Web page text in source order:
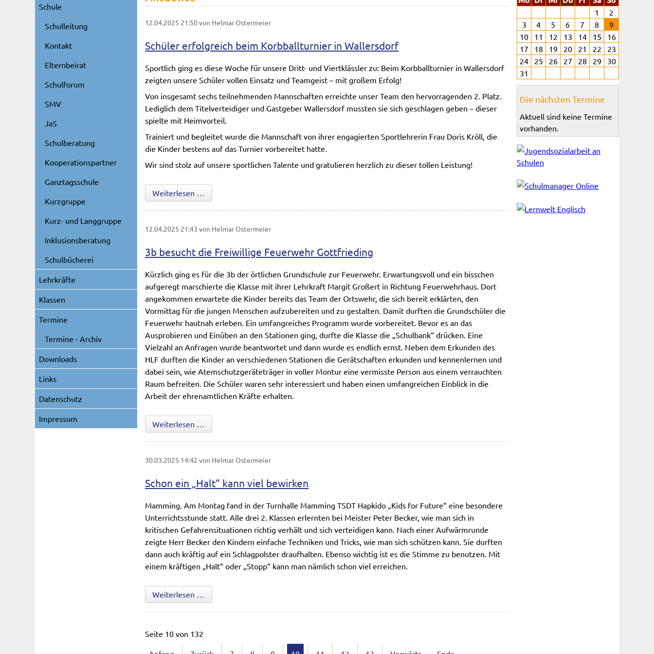
12.04.2025 21:50von Helmar Ostermeier
Schüler erfolgreich beim Korbballturnier in Wallersdorf
Sportlich ging es diese Woche für unsere Dritt- und Viertklässler zu: Beim Korbballturnier in Wallersdorf
zeigten unsere Schüler vollen Einsatz und Teamgeist – mit großem Erfolg!
Von insgesamt sechs teilnehmenden Mannschaften erreichte unser Team den hervorragenden 2. Platz.
Lediglich dem Titelverteidiger und Gastgeber Wallersdorf mussten sie sich geschlagen geben – dieser
spielte mit Heimvorteil.
Trainiert und begleitet wurde die Mannschaft von ihrer engagierten Sportlehrerin Frau Doris Kröll, die
die Kinder bestens auf das Turnier vorbereitet hatte.
Wir sind stolz auf unsere sportlichen Talente und gratulieren herzlich zu dieser tollen Leistung!
Weiterlesen …
12.04.2025 21:43 von Helmar Ostermeier
3b besucht die Freiwillige Feuerwehr Gottfrieding
Kürzlich ging es für die 3b der örtlichen Grundschule zur Feuerwehr. Erwartungsvoll und ein bisschen
aufgeregt marschierte die Klasse mit ihrer Lehrkraft Margit Großert in Richtung Feuerwehrhaus. Dort
angekommen erwartete die Kinder bereits das Team der Ortswehr, die sich bereit erklärten, den
Vormittag für die jungen Menschen aufzubereiten und zu gestalten. Damit durften die Grundschüler die
Feuerwehr hautnah erleben. Ein umfangreiches Programm wurde vorbereitet. Bevor es an das
Ausprobieren und Einüben an den Stationen ging, durfte die Klasse die „Schulbank“ drücken. Eine
Vielzahl an Anfragen wurde beantwortet und dann wurde es endlich ernst. Neben dem Erkunden des
HLF durften die Kinder an verschiedenen Stationen die Gerätschaften erkunden und kennenlernen und
dabei sein, wie Atemschutzgeräteträger in voller Montur eine vermisste Person aus einem verrauchten
Raum befreiten. Die Schüler waren sehr interessiert und haben einen umfangreichen Einblick in die
Arbeit der ehrenamtlichen Kräfte erhalten.
Weiterlesen …
30.03.2025 14:42 von Helmar Ostermeier
Schon ein „Halt“ kann viel bewirken
Mamming. Am Montag fand in der Turnhalle Mamming TSDT Hapkido „Kids for Future“ eine besondere
Unterrichtsstunde statt. Alle drei 2. Klassen erlernten bei Meister Peter Becker, wie man sich in
kritischen Gefahrensituationen richtig verhält und sich verteidigen kann. Nach einer Aufwärmrunde
zeigte Herr Becker den Kindern einfache Techniken und Tricks, wie man sich schützen kann. Sie durften
dann auch kräftig auf ein Schlagpolster draufhalten. Ebenso wichtig ist es die Stimme zu benutzen. Mit
einem kräftigen „Halt“ oder „Stopp“ kann man nämlich schon viel erreichen.
Weiterlesen …
Seite 10 von 132
Schule
Schulleitung
Kontakt
Elternbeirat
Schulforum
SMV
JaS
Schulberatung
Kooperationspartner
Ganztagsschule
Kurzgruppe
Kurz- und Langgruppe
Inklusionsberatung
Schulbücherei
Lehrkräfte
Klassen
Termine
Termine - Archiv
Downloads
Links
Datenschutz
Impressum
1
2
3
4 5 6 7 8
9
10
11 12 13 14 15
16
17
18 19 20 21 22
23
24
25 26 27 28 29
30
31
Die nächsten Termine
Aktuell sind keine Termine
vorhanden.